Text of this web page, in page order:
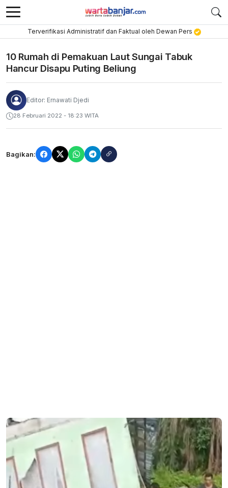
Terverifikasi Administratif dan Faktual oleh Dewan Pers
10 Rumah di Pemakuan Laut Sungai Tabuk
Hancur Disapu Puting Beliung
Editor: Ernawati Djedi
28 Februari 2022 - 18:23 WITA
Bagikan: